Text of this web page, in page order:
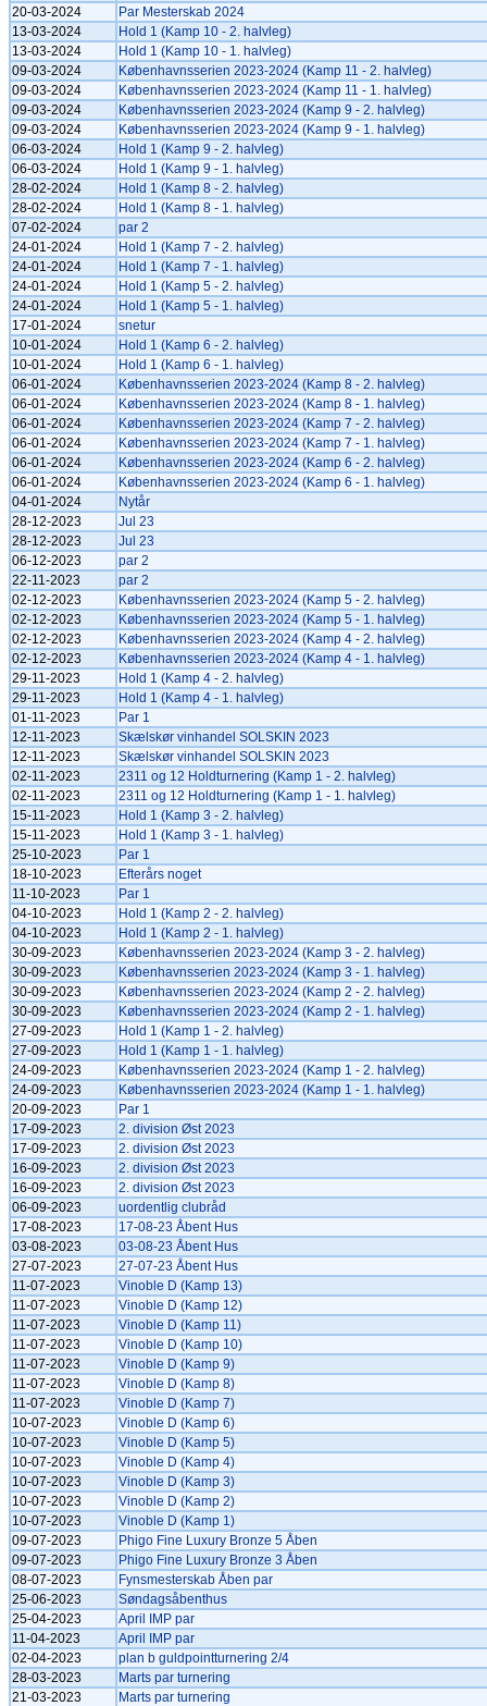
20-03-2024
Par Mesterskab 2024
13-03-2024
Hold 1 (Kamp 10 - 2. halvleg)
13-03-2024
Hold 1 (Kamp 10 - 1. halvleg)
09-03-2024
Københavnsserien 2023-2024 (Kamp 11 - 2. halvleg)
09-03-2024
Københavnsserien 2023-2024 (Kamp 11 - 1. halvleg)
09-03-2024
Københavnsserien 2023-2024 (Kamp 9 - 2. halvleg)
09-03-2024
Københavnsserien 2023-2024 (Kamp 9 - 1. halvleg)
06-03-2024
Hold 1 (Kamp 9 - 2. halvleg)
06-03-2024
Hold 1 (Kamp 9 - 1. halvleg)
28-02-2024
Hold 1 (Kamp 8 - 2. halvleg)
28-02-2024
Hold 1 (Kamp 8 - 1. halvleg)
07-02-2024
par 2
24-01-2024
Hold 1 (Kamp 7 - 2. halvleg)
24-01-2024
Hold 1 (Kamp 7 - 1. halvleg)
24-01-2024
Hold 1 (Kamp 5 - 2. halvleg)
24-01-2024
Hold 1 (Kamp 5 - 1. halvleg)
17-01-2024
snetur
10-01-2024
Hold 1 (Kamp 6 - 2. halvleg)
10-01-2024
Hold 1 (Kamp 6 - 1. halvleg)
06-01-2024
Københavnsserien 2023-2024 (Kamp 8 - 2. halvleg)
06-01-2024
Københavnsserien 2023-2024 (Kamp 8 - 1. halvleg)
06-01-2024
Københavnsserien 2023-2024 (Kamp 7 - 2. halvleg)
06-01-2024
Københavnsserien 2023-2024 (Kamp 7 - 1. halvleg)
06-01-2024
Københavnsserien 2023-2024 (Kamp 6 - 2. halvleg)
06-01-2024
Københavnsserien 2023-2024 (Kamp 6 - 1. halvleg)
04-01-2024
Nytår
28-12-2023
Jul 23
28-12-2023
Jul 23
06-12-2023
par 2
22-11-2023
par 2
02-12-2023
Københavnsserien 2023-2024 (Kamp 5 - 2. halvleg)
02-12-2023
Københavnsserien 2023-2024 (Kamp 5 - 1. halvleg)
02-12-2023
Københavnsserien 2023-2024 (Kamp 4 - 2. halvleg)
02-12-2023
Københavnsserien 2023-2024 (Kamp 4 - 1. halvleg)
29-11-2023
Hold 1 (Kamp 4 - 2. halvleg)
29-11-2023
Hold 1 (Kamp 4 - 1. halvleg)
01-11-2023
Par 1
12-11-2023
Skælskør vinhandel SOLSKIN 2023
12-11-2023
Skælskør vinhandel SOLSKIN 2023
02-11-2023
2311 og 12 Holdturnering (Kamp 1 - 2. halvleg)
02-11-2023
2311 og 12 Holdturnering (Kamp 1 - 1. halvleg)
15-11-2023
Hold 1 (Kamp 3 - 2. halvleg)
15-11-2023
Hold 1 (Kamp 3 - 1. halvleg)
25-10-2023
Par 1
18-10-2023
Efterårs noget
11-10-2023
Par 1
04-10-2023
Hold 1 (Kamp 2 - 2. halvleg)
04-10-2023
Hold 1 (Kamp 2 - 1. halvleg)
30-09-2023
Københavnsserien 2023-2024 (Kamp 3 - 2. halvleg)
30-09-2023
Københavnsserien 2023-2024 (Kamp 3 - 1. halvleg)
30-09-2023
Københavnsserien 2023-2024 (Kamp 2 - 2. halvleg)
30-09-2023
Københavnsserien 2023-2024 (Kamp 2 - 1. halvleg)
27-09-2023
Hold 1 (Kamp 1 - 2. halvleg)
27-09-2023
Hold 1 (Kamp 1 - 1. halvleg)
24-09-2023
Københavnsserien 2023-2024 (Kamp 1 - 2. halvleg)
24-09-2023
Københavnsserien 2023-2024 (Kamp 1 - 1. halvleg)
20-09-2023
Par 1
17-09-2023
2. division Øst 2023
17-09-2023
2. division Øst 2023
16-09-2023
2. division Øst 2023
16-09-2023
2. division Øst 2023
06-09-2023
uordentlig clubråd
17-08-2023
17-08-23 Åbent Hus
03-08-2023
03-08-23 Åbent Hus
27-07-2023
27-07-23 Åbent Hus
11-07-2023
Vinoble D (Kamp 13)
11-07-2023
Vinoble D (Kamp 12)
11-07-2023
Vinoble D (Kamp 11)
11-07-2023
Vinoble D (Kamp 10)
11-07-2023
Vinoble D (Kamp 9)
11-07-2023
Vinoble D (Kamp 8)
11-07-2023
Vinoble D (Kamp 7)
10-07-2023
Vinoble D (Kamp 6)
10-07-2023
Vinoble D (Kamp 5)
10-07-2023
Vinoble D (Kamp 4)
10-07-2023
Vinoble D (Kamp 3)
10-07-2023
Vinoble D (Kamp 2)
10-07-2023
Vinoble D (Kamp 1)
09-07-2023
Phigo Fine Luxury Bronze 5 Åben
09-07-2023
Phigo Fine Luxury Bronze 3 Åben
08-07-2023
Fynsmesterskab Åben par
25-06-2023
Søndagsåbenthus
25-04-2023
April IMP par
11-04-2023
April IMP par
02-04-2023
plan b guldpointturnering 2/4
28-03-2023
Marts par turnering
21-03-2023
Marts par turnering